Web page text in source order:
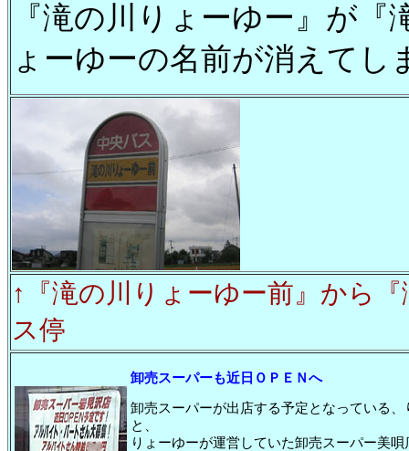
『滝の川りょーゆー』が
ょーゆーの名前が消えてし
↑『滝の川りょーゆー前』から
ス停
卸売スーパーも近日ＯＰＥＮへ
卸売スーパーが出店する予定となっている
と、
りょーゆーが運営していた卸売スーパー美